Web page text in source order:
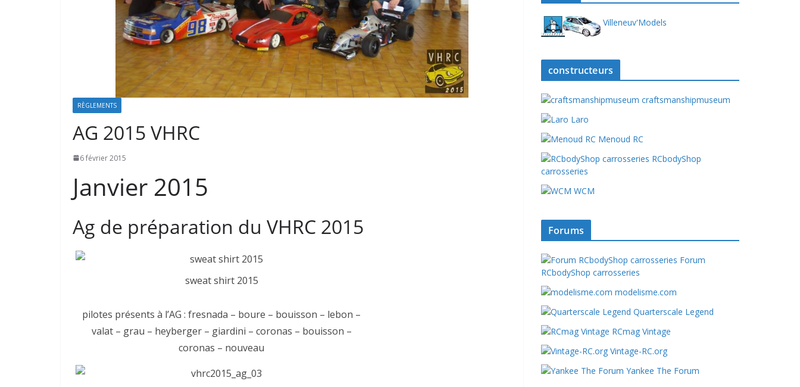
RÈGLEMENTS
AG 2015 VHRC
6 février 2015
Janvier 2015
Ag de préparation du VHRC 2015
sweat shirt 2015
pilotes présents à l’AG : fresnada – boure – bouisson – lebon –
valat – grau – heyberger – giardini – coronas – bouisson –
coronas – nouveau
Villeneuv'Models
constructeurs
craftsmanshipmuseum
Laro
Menoud RC
RCbodyShop
carrosseries
WCM
Forums
Forum
RCbodyShop carrosseries
modelisme.com
Quarterscale Legend
RCmag Vintage
Vintage-RC.org
Yankee The Forum